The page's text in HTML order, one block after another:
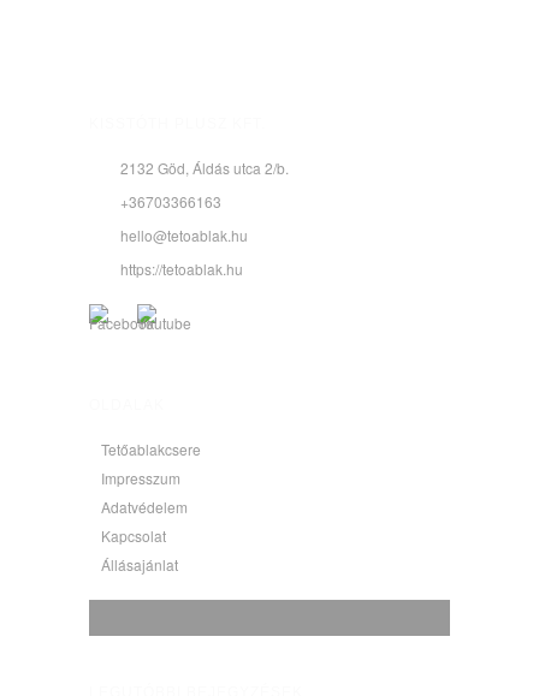
2132 Göd, Áldás utca 2/b.
+36703366163
hello@tetoablak.hu
https://tetoablak.hu
Tetőablakcsere
Impresszum
Adatvédelem
Kapcsolat
Állásajánlat